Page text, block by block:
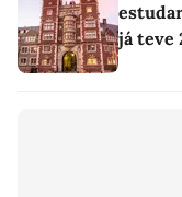
já teve